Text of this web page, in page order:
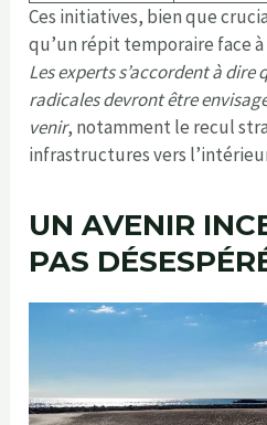
Ces initiatives, bien que
qu’un répit temporaire face
Les experts s’accordent à dire
radicales devront être
venir, notamment le recul
infrastructures vers
UN AVENIR
PAS